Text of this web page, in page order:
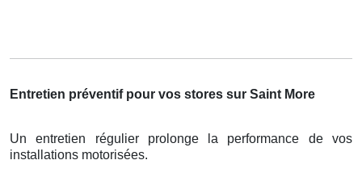
Entretien préventif pour vos stores sur Saint More
Un entretien régulier prolonge la performance de vos
installations motorisées.